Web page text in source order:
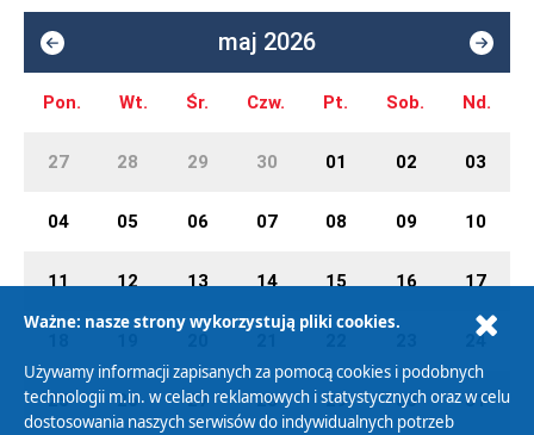
maj 2026
Pon. Wt. Śr. Czw. Pt. Sob. Nd.
27 28 29 30 01 02 03
04 05 06 07 08 09 10
11 12 13 14 15 16 17
24
25 26 27 28 29 30 31
Ważne: nasze strony wykorzystują pliki cookies.
Używamy informacji zapisanych za pomocą cookies i podobnych
technologii m.in. w celach reklamowych i statystycznych oraz w celu
dostosowania naszych serwisów do indywidualnych potrzeb